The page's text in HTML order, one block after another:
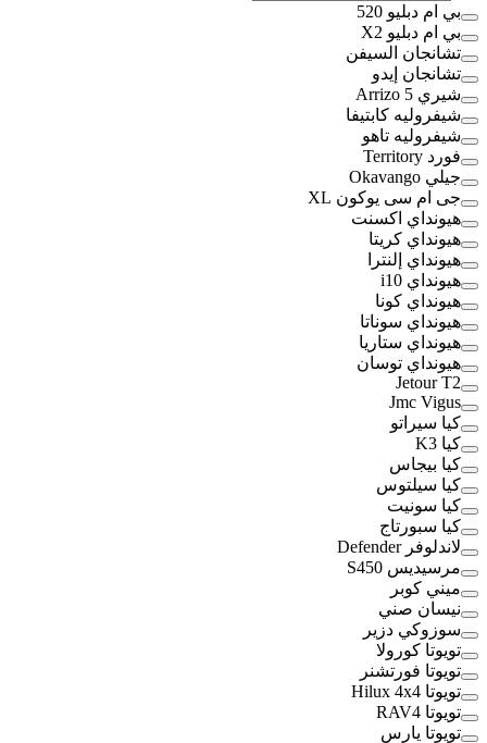
بي ام دبليو 520
بي ام دبليو X2
تشانجان السيفن
تشانجان إيدو
شيري Arrizo 5
شيفروليه كابتيفا
شيفروليه تاهو
فورد Territory
جيلي Okavango
جى ام سى يوكون XL
هيونداي اكسنت
هيونداي كريتا
هيونداي إلنترا
هيونداي i10
هيونداي كونا
هيونداي سوناتا
هيونداي ستاريا
هيونداي توسان
Jetour T2
Jmc Vigus
كيا سيراتو
كيا K3
كيا بيجاس
كيا سيلتوس
كيا سونيت
كيا سبورتاج
لاندلوفر Defender
مرسيديس S450
ميني كوبر
نيسان صني
سوزوكي دزير
تويوتا كورولا
تويوتا فورتشنر
تويوتا Hilux 4x4
تويوتا RAV4
تويوتا يارس